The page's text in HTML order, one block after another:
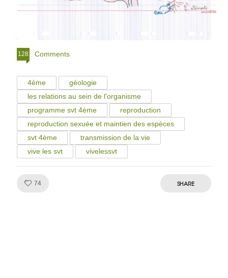
128 Comments
4ème
géologie
les relations au sein de l'organisme
programme svt 4ème
reproduction
reproduction sexuée et maintien des espèces
svt 4ème
transmission de la vie
vive les svt
vivelessvt
74 SHARE